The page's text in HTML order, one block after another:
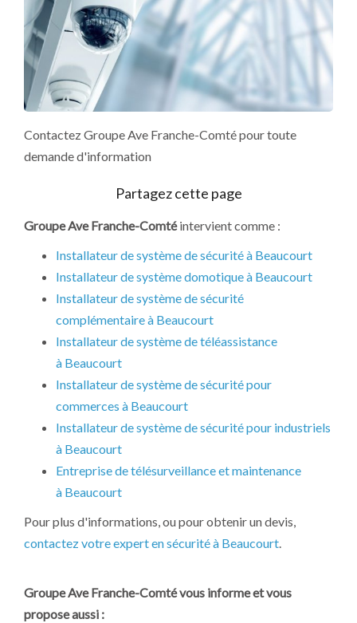
Contactez Groupe Ave Franche-Comté pour toute
demande d'information
Groupe Ave Franche-Comtéintervient comme :
Installateur de système de sécurité à Beaucourt
Installateur de système domotique à Beaucourt
Installateur de système de sécurité
complémentaire à Beaucourt
Installateur de système de téléassistance
à Beaucourt
Installateur de système de sécurité pour
commerces à Beaucourt
Installateur de système de sécurité pour industriels
à Beaucourt
Entreprise de télésurveillance et maintenance
à Beaucourt
Pour plus d'informations, ou pour obtenir un devis,
contactez votre expert en sécurité à Beaucourt.
Groupe Ave Franche-Comté vous informe et vous
propose aussi :